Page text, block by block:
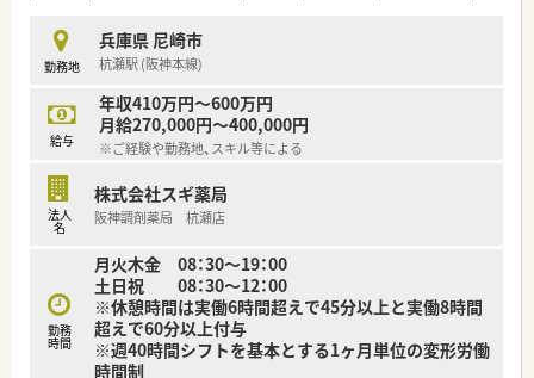
があるのも特徴です
勤務地
兵庫県 尼崎市
杭瀬駅 (阪神本線)
給与
年収410万円～600万円
月給270,000円～400,000円
※ご経験や勤務地、スキル等による
法人
名
株式会社スギ薬局
阪神調剤薬局 杭瀬店
勤務
時間
月火木金 08：30～19：00
土日祝 08：30～12：00
※休憩時間は実働6時間超えで45分以上と実働8時間
超えで60分以上付与
※週40時間シフトを基本とする1ヶ月単位の変形労働
時間制